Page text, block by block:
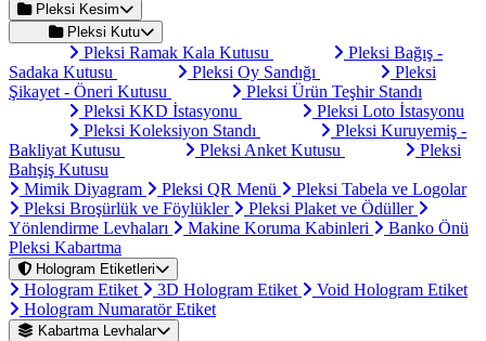
Pleksi Kesim
Pleksi Kutu
Pleksi Ramak Kala Kutusu
Pleksi Bağış -
Sadaka Kutusu
Pleksi Oy Sandığı
Pleksi
Şikayet - Öneri Kutusu
Pleksi Ürün Teşhir Standı
Pleksi KKD İstasyonu
Pleksi Loto İstasyonu
Pleksi Koleksiyon Standı
Pleksi Kuruyemiş -
Bakliyat Kutusu
Pleksi Anket Kutusu
Pleksi
Bahşiş Kutusu
Mimik Diyagram
Pleksi QR Menü
Pleksi Tabela ve Logolar
Pleksi Broşürlük ve Föylükler
Pleksi Plaket ve Ödüller
Yönlendirme Levhaları
Makine Koruma Kabinleri
Banko Önü
Pleksi Kabartma
Hologram Etiketleri
Hologram Etiket 3D Hologram Etiket
Void Hologram Etiket
Hologram Numaratör Etiket
Kabartma Levhalar